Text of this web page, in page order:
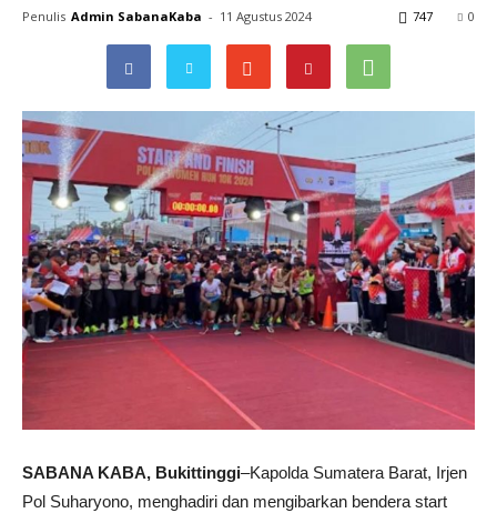
Penulis Admin SabanaKaba - 11 Agustus 2024 0
747
SABANA KABA, Bukittinggi–Kapolda Sumatera Barat, Irjen
Pol Suharyono, menghadiri dan mengibarkan bendera start